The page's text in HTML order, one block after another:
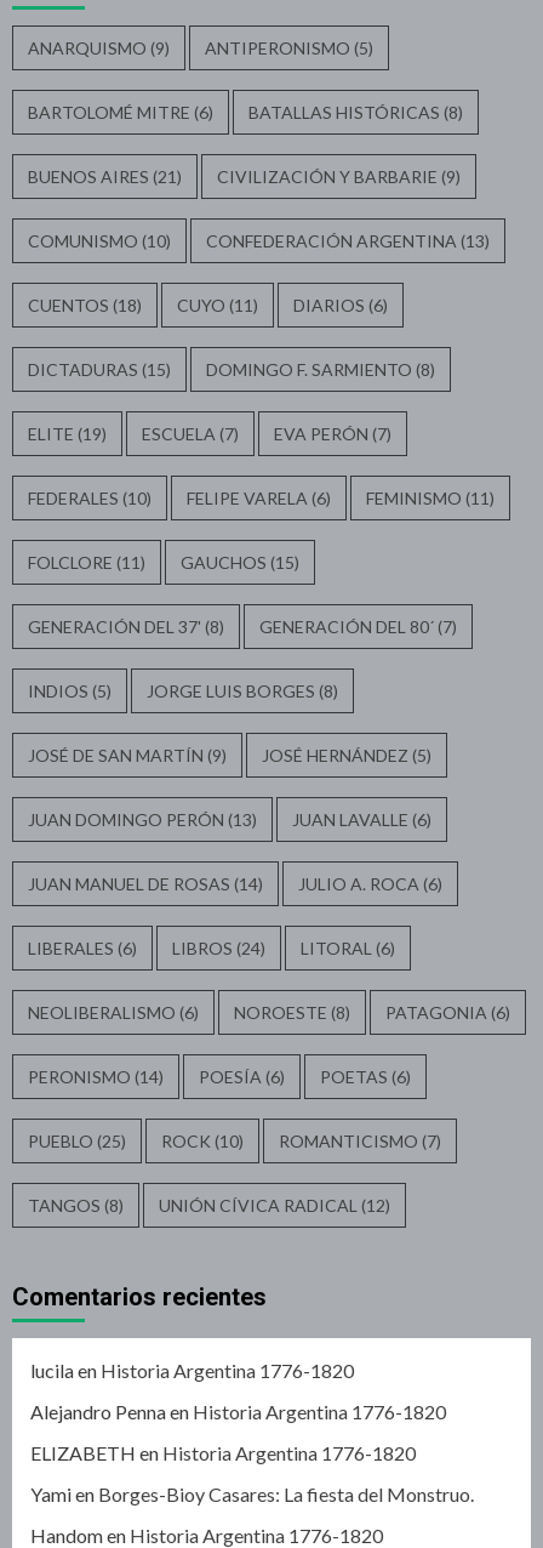
ANARQUISMO (9) ANTIPERONISMO (5)
BARTOLOMÉ MITRE (6) BATALLAS HISTÓRICAS (8)
BUENOS AIRES (21) CIVILIZACIÓN Y BARBARIE (9)
COMUNISMO (10) CONFEDERACIÓN ARGENTINA (13)
CUENTOS (18) CUYO (11) DIARIOS (6)
DICTADURAS (15) DOMINGO F. SARMIENTO (8)
ELITE (19) ESCUELA (7) EVA PERÓN (7)
FEDERALES (10) FELIPE VARELA (6) FEMINISMO (11)
FOLCLORE (11) GAUCHOS (15)
GENERACIÓN DEL 37' (8) GENERACIÓN DEL 80´(7)
INDIOS (5) JORGE LUIS BORGES (8)
JOSÉ DE SAN MARTÍN (9) JOSÉ HERNÁNDEZ (5)
JUAN DOMINGO PERÓN (13) JUAN LAVALLE (6)
JUAN MANUEL DE ROSAS (14) JULIO A. ROCA (6)
LIBERALES (6) LIBROS (24) LITORAL (6)
NEOLIBERALISMO (6) NOROESTE (8) PATAGONIA (6)
PERONISMO (14) POESÍA (6) POETAS (6)
PUEBLO (25) ROCK (10) ROMANTICISMO (7)
TANGOS (8) UNIÓN CÍVICA RADICAL (12)
Comentarios recientes
lucilaen Historia Argentina 1776-1820
Alejandro Pennaen Historia Argentina 1776-1820
ELIZABETH en Historia Argentina 1776-1820
Yamien Borges-Bioy Casares: La fiesta del Monstruo.
Handomen Historia Argentina 1776-1820